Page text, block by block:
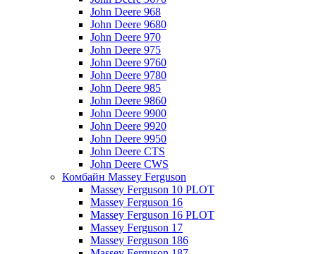
John Deere 968
John Deere 9680
John Deere 970
John Deere 975
John Deere 9760
John Deere 9780
John Deere 985
John Deere 9860
John Deere 9900
John Deere 9920
John Deere 9950
John Deere CTS
John Deere CWS
Комбайн Massey Ferguson
Massey Ferguson 10 PLOT
Massey Ferguson 16
Massey Ferguson 16 PLOT
Massey Ferguson 17
Massey Ferguson 186